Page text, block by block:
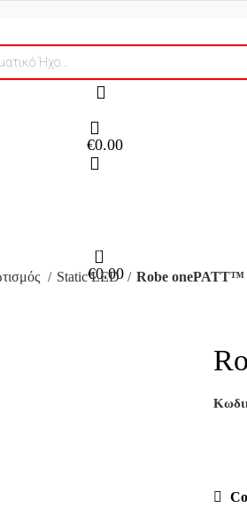
€0.00
0
€0.00
Static LED Robe onePATT™